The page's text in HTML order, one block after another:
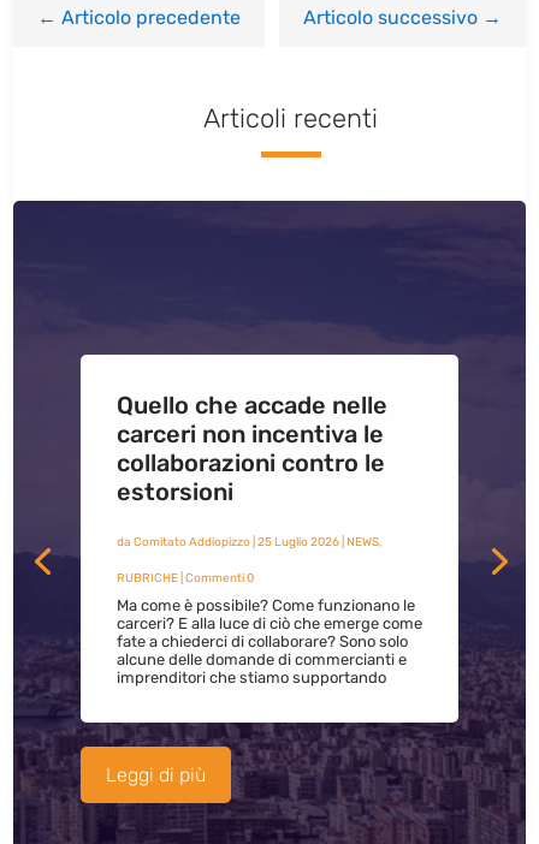
←Articolo precedente Articolo successivo→
Articoli recenti
Quello che accade nelle
carceri non incentiva le
collaborazioni contro le
estorsioni
da Comitato Addiopizzo| 25 Luglio 2026| NEWS,
RUBRICHE| Commenti 0
Ma come è possibile? Come funzionano le
carceri? E alla luce di ciò che emerge come
fate a chiederci di collaborare? Sono solo
alcune delle domande di commercianti e
imprenditori che stiamo supportando
Leggi di più